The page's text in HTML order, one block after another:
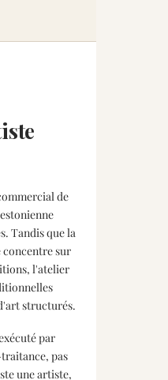
de
Tandis que la
sur
l'atelier
structurés.
par
pas
une artiste,